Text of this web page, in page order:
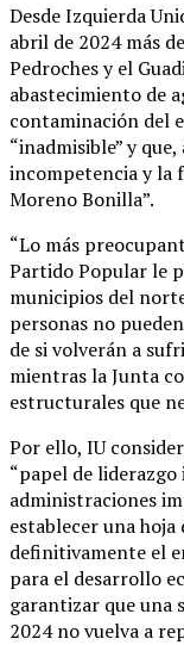
Desde Izquierda
abril de 2024 más
Pedroches y el
abastecimiento de
contaminación del
“inadmisible” y
incompetencia y la
Moreno Bonilla”.
“Lo más
Partido Popular le
municipios del
personas no
de si volverán a
mientras la Junta
estructurales que
Por ello, IU
“papel de
administraciones
establecer una
definitivamente el
para el desarrollo
garantizar que una
2024 no vuelva a